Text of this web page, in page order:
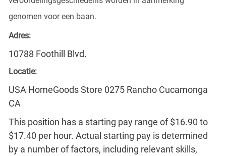
genomen voor een baan.
Adres:
10788 Foothill Blvd.
Locatie:
USA HomeGoods Store 0275 Rancho Cucamonga
CA
This position has a starting pay range of $16.90 to
$17.40 per hour. Actual starting pay is determined
by a number of factors, including relevant skills,